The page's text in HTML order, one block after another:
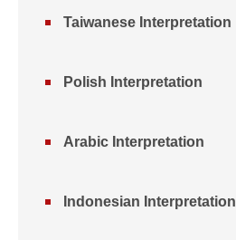
Taiwanese Interpretation
Polish Interpretation
Arabic Interpretation
Indonesian Interpretation